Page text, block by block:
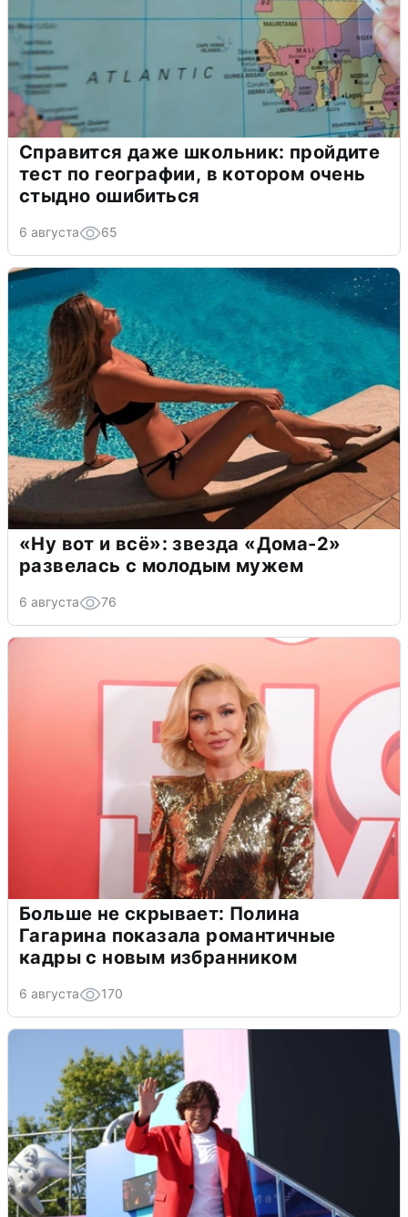
Справится даже школьник: пройдите
тест по географии, в котором очень
стыдно ошибиться
6 августа 65
«Ну вот и всё»: звезда «Дома-2»
развелась с молодым мужем
6 августа 76
Больше не скрывает: Полина
Гагарина показала романтичные
кадры с новым избранником
6 августа 170